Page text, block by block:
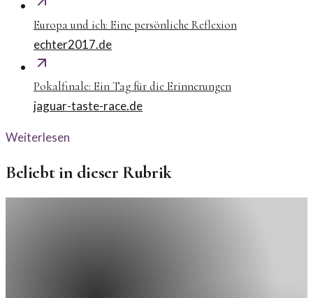
Europa und ich: Eine persönliche Reflexion
echter2017.de
Pokalfinale: Ein Tag für die Erinnerungen
jaguar-taste-race.de
Weiterlesen
Beliebt in dieser Rubrik